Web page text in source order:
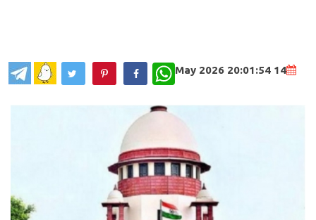
14 May 2026 20:01:54
WhatsApp